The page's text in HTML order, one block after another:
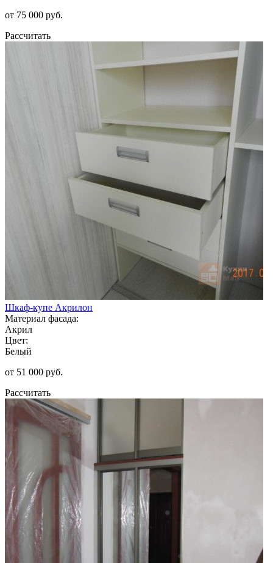
от 75 000 руб.
Рассчитать
Шкаф-купе Акрилон
Материал фасада:
Акрил
Цвет:
Белый
от 51 000 руб.
Рассчитать